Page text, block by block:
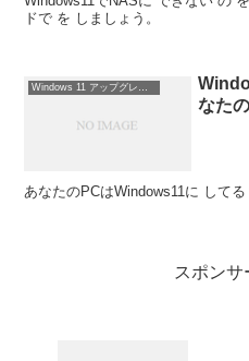
ドで を しましょう。
なた
あなたのPCはWindows11に して
スポンサ